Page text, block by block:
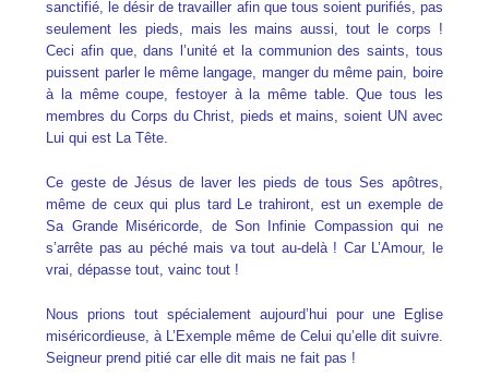
sanctifié, le désir de travailler afin que tous soient purifiés, pas
seulement les pieds, mais les mains aussi, tout le corps !
Ceci afin que, dans l’unité et la communion des saints, tous
puissent parler le même langage, manger du même pain, boire
à la même coupe, festoyer à la même table. Que tous les
membres du Corps du Christ, pieds et mains, soient UN avec
Lui qui est La Tête.
Ce geste de Jésus de laver les pieds de tous Ses apôtres,
même de ceux qui plus tard Le trahiront, est un exemple de
Sa Grande Miséricorde, de Son Infinie Compassion qui ne
s’arrête pas au péché mais va tout au-delà ! Car L’Amour, le
vrai, dépasse tout, vainc tout !
Nous prions tout spécialement aujourd’hui pour une Eglise
miséricordieuse, à L’Exemple même de Celui qu’elle dit suivre.
Seigneur prend pitié car elle dit mais ne fait pas !